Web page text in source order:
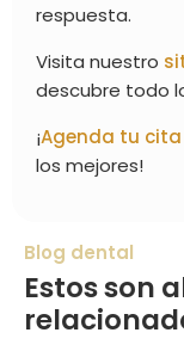
respuesta.
Visita nuestro
descubre todo
¡Agenda tu
los mejores!
Blog dental
Estos son